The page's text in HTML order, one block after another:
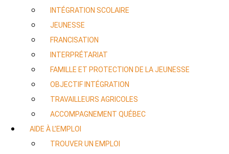
INTÉGRATION SCOLAIRE
JEUNESSE
FRANCISATION
INTERPRÉTARIAT
FAMILLE ET PROTECTION DE LA JEUNESSE
OBJECTIF INTÉGRATION
TRAVAILLEURS AGRICOLES
ACCOMPAGNEMENT QUÉBEC
AIDE À L’EMPLOI
TROUVER UN EMPLOI